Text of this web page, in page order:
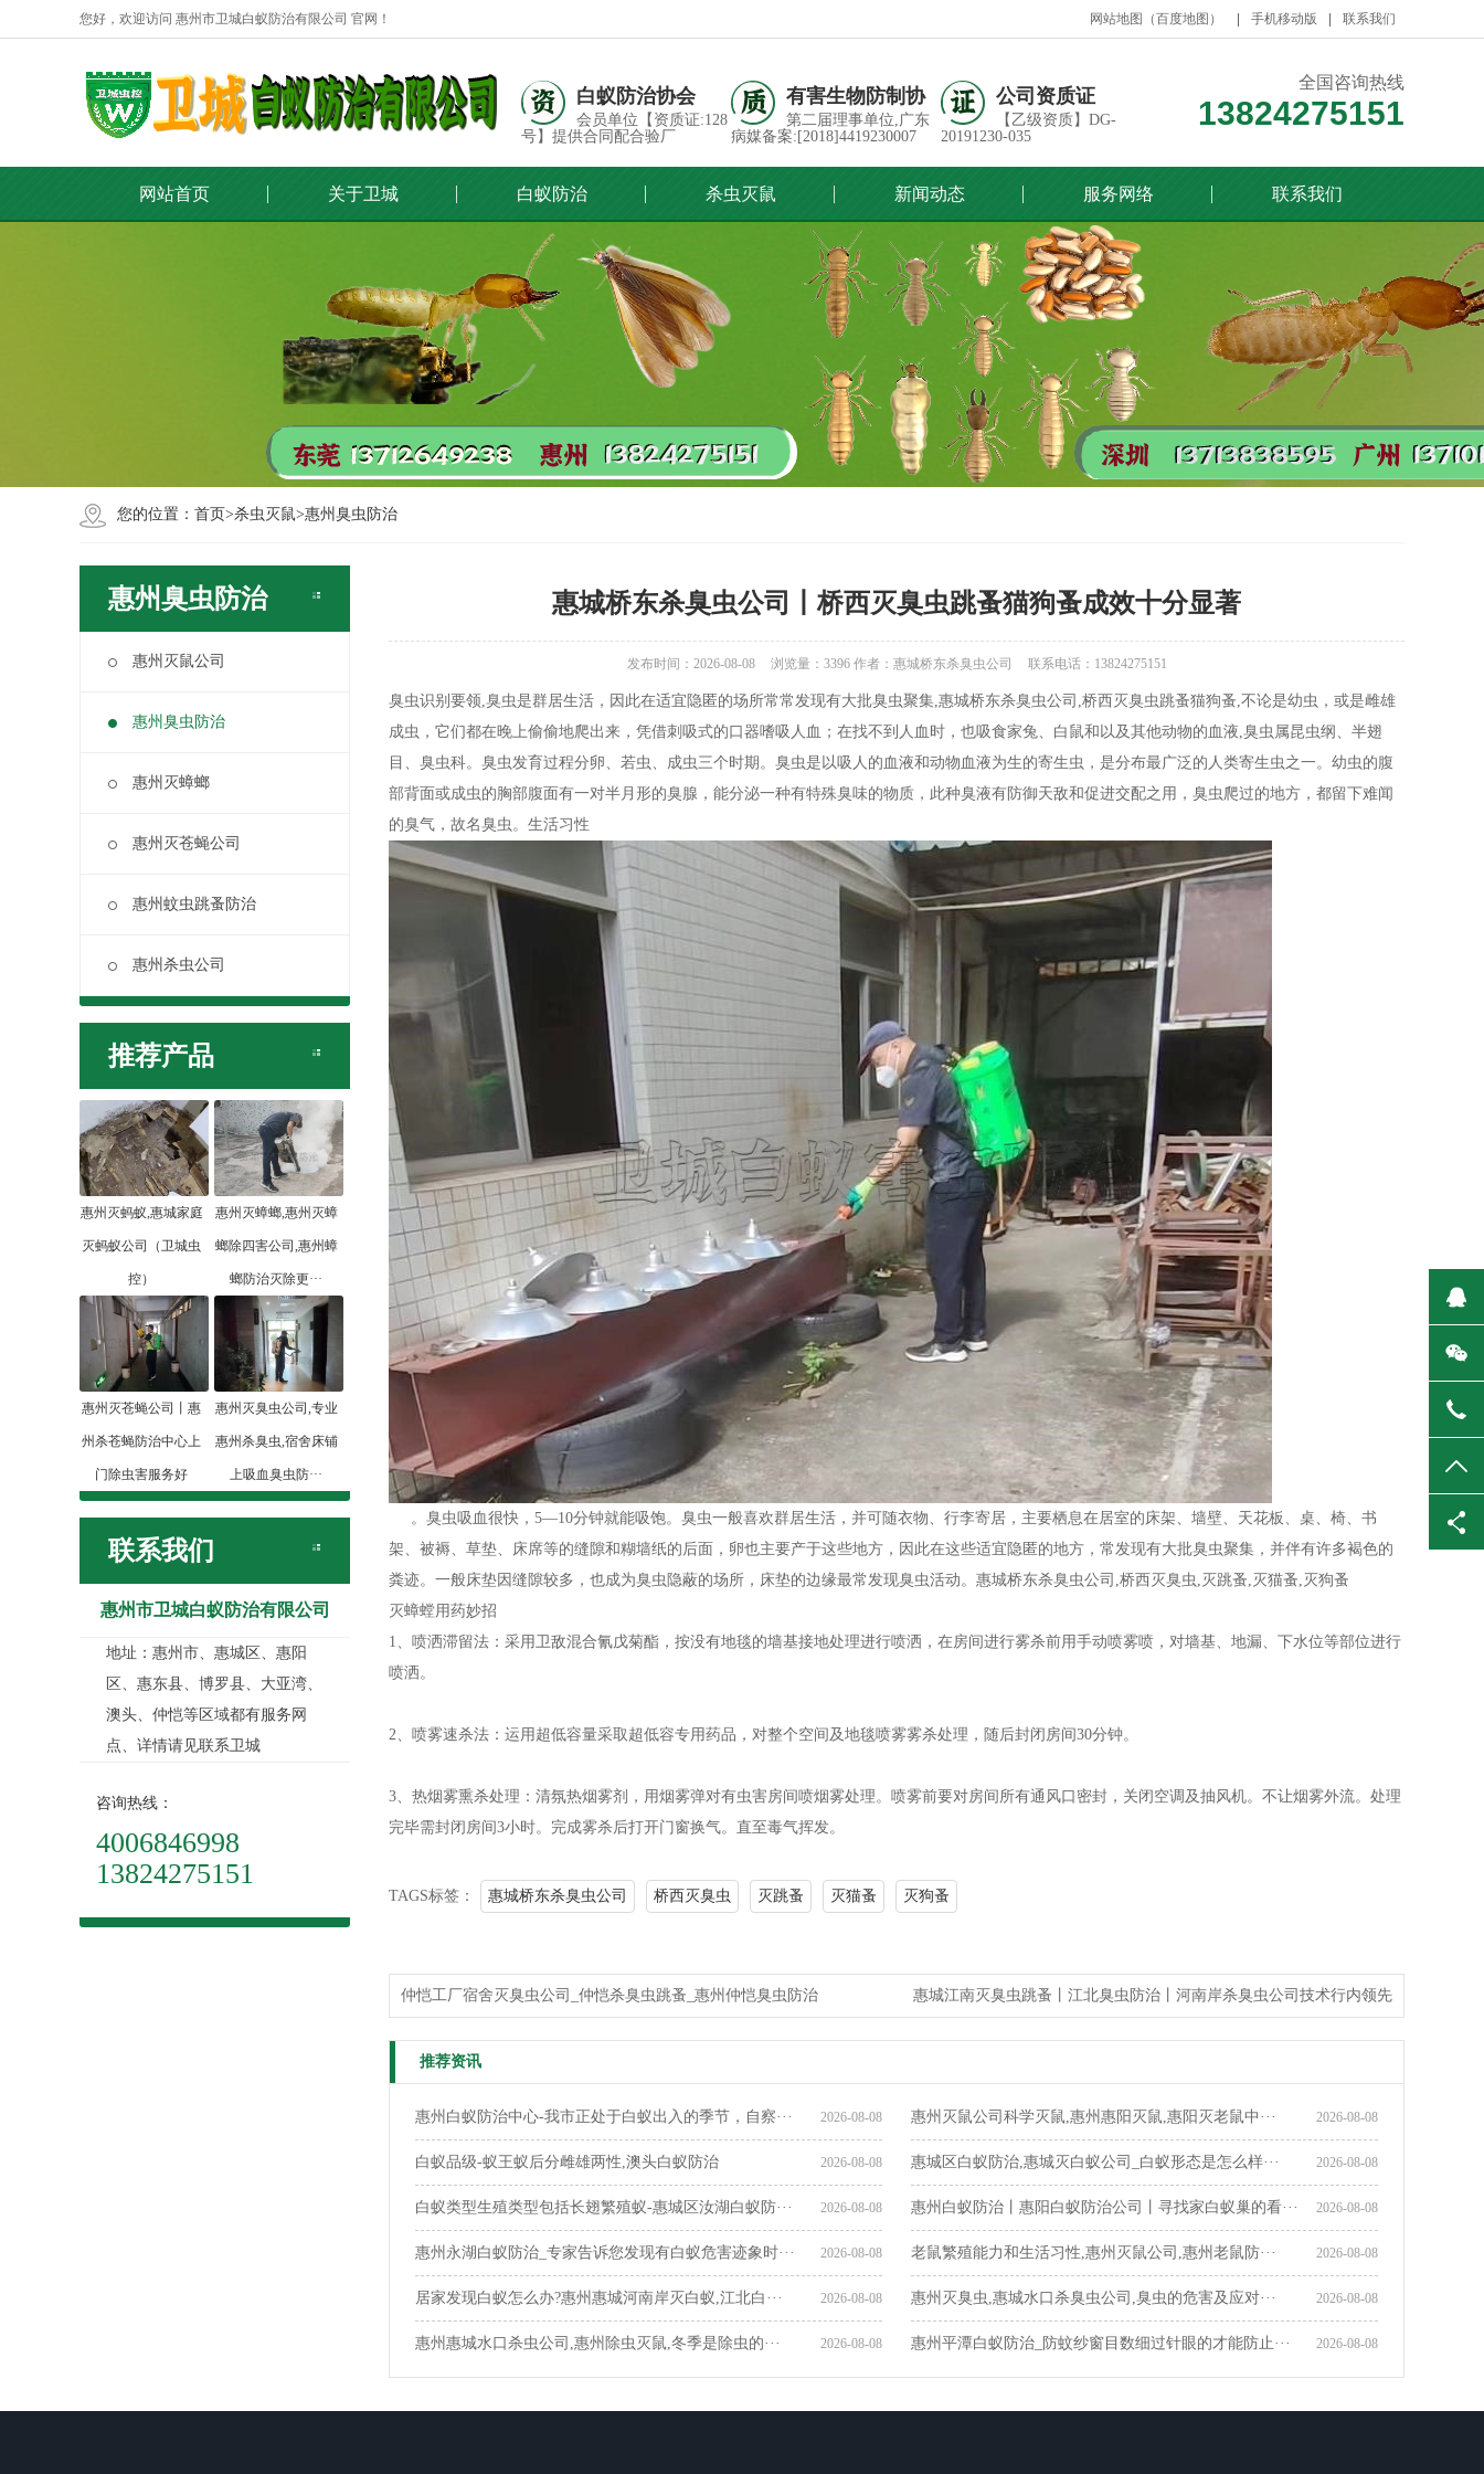
网站地图 （百度地图 ） 手机移动版 联系我们
您好，欢迎访问 惠州市卫城白蚁防治有限公司 官网！
白蚁防治协会
会员单位【资质证:128
号】提供合同配合验厂
有害生物防制协
第二届理事单位,广东
病媒备案:[2018]4419230007
公司资质证
【乙级资质】DG-
20191230-035
全国咨询热线
13824275151
网站首页 关于卫城 白蚁防治 杀虫灭鼠 新闻动态 服务网络 联系我们
您的位置： 首页>杀虫灭鼠>惠州臭虫防治
惠州臭虫防治
惠州灭鼠公司
惠州臭虫防治
惠州灭蟑螂
惠州灭苍蝇公司
惠州蚊虫跳蚤防治
惠州杀虫公司
推荐产品
惠州灭蚂蚁,惠城家庭
灭蚂蚁公司（卫城虫
控）
惠州灭蟑螂,惠州灭蟑
螂除四害公司,惠州蟑
螂防治灭除更···
惠州灭苍蝇公司丨惠
州杀苍蝇防治中心上
门除虫害服务好
惠州灭臭虫公司,专业
惠州杀臭虫,宿舍床铺
上吸血臭虫防···
联系我们
惠州市卫城白蚁防治有限公司
地址：惠州市、惠城区、惠阳
区、惠东县、博罗县、大亚湾、
澳头、仲恺等区域都有服务网
点、详情请见联系卫城
咨询热线：
4006846998
13824275151
惠城桥东杀臭虫公司丨桥西灭臭虫跳蚤猫狗蚤成效十分显著
发布时间：2026-08-08 浏览量： 3396作者：惠城桥东杀臭虫公司 联系电话：13824275151
臭虫识别要领,臭虫是群居生活，因此在适宜隐匿的场所常常发现有大批臭虫聚集,惠城桥东杀臭虫公司,桥西灭臭虫跳蚤猫狗蚤,不论是幼虫，或是雌雄
成虫，它们都在晚上偷偷地爬出来，凭借刺吸式的口器嗜吸人血；在找不到人血时，也吸食家兔、白鼠和以及其他动物的血液,臭虫属昆虫纲、半翅
目、臭虫科。臭虫发育过程分卵、若虫、成虫三个时期。臭虫是以吸人的血液和动物血液为生的寄生虫，是分布最广泛的人类寄生虫之一。幼虫的腹
部背面或成虫的胸部腹面有一对半月形的臭腺，能分泌一种有特殊臭味的物质，此种臭液有防御天敌和促进交配之用，臭虫爬过的地方，都留下难闻
的臭气，故名臭虫。生活习性
。臭虫吸血很快，5—10分钟就能吸饱。臭虫一般喜欢群居生活，并可随衣物、行李寄居，主要栖息在居室的床架、墙壁、天花板、桌、椅、书
架、被褥、草垫、床席等的缝隙和糊墙纸的后面，卵也主要产于这些地方，因此在这些适宜隐匿的地方，常发现有大批臭虫聚集，并伴有许多褐色的
粪迹。一般床垫因缝隙较多，也成为臭虫隐蔽的场所，床垫的边缘最常发现臭虫活动。惠城桥东杀臭虫公司,桥西灭臭虫,灭跳蚤,灭猫蚤,灭狗蚤
灭蟑螳用药妙招
1、喷洒滞留法：采用卫敌混合氰戊菊酯，按没有地毯的墙基接地处理进行喷洒，在房间进行雾杀前用手动喷雾喷，对墙基、地漏、下水位等部位进行
喷洒。
2、喷雾速杀法：运用超低容量采取超低容专用药品，对整个空间及地毯喷雾雾杀处理，随后封闭房间30分钟。
3、热烟雾熏杀处理：清氛热烟雾剂，用烟雾弹对有虫害房间喷烟雾处理。喷雾前要对房间所有通风口密封，关闭空调及抽风机。不让烟雾外流。处理
完毕需封闭房间3小时。完成雾杀后打开门窗换气。直至毒气挥发。
TAGS标签： 惠城桥东杀臭虫公司 桥西灭臭虫 灭跳蚤 灭猫蚤 灭狗蚤
仲恺工厂宿舍灭臭虫公司_仲恺杀臭虫跳蚤_惠州仲恺臭虫防治 惠城江南灭臭虫跳蚤丨江北臭虫防治丨河南岸杀臭虫公司技术行内领先
推荐资讯
2026-08-08
惠州白蚁防治中心-我市正处于白蚁出入的季节，自察··· 2026-08-08
惠州灭鼠公司科学灭鼠,惠州惠阳灭鼠,惠阳灭老鼠中···
2026-08-08
白蚁品级-蚁王蚁后分雌雄两性,澳头白蚁防治 2026-08-08
惠城区白蚁防治,惠城灭白蚁公司_白蚁形态是怎么样···
2026-08-08
白蚁类型生殖类型包括长翅繁殖蚁-惠城区汝湖白蚁防··· 2026-08-08
惠州白蚁防治丨惠阳白蚁防治公司丨寻找家白蚁巢的看···
2026-08-08
惠州永湖白蚁防治_专家告诉您发现有白蚁危害迹象时··· 2026-08-08
老鼠繁殖能力和生活习性,惠州灭鼠公司,惠州老鼠防···
2026-08-08
居家发现白蚁怎么办?惠州惠城河南岸灭白蚁,江北白··· 2026-08-08
惠州灭臭虫,惠城水口杀臭虫公司,臭虫的危害及应对···
2026-08-08
惠州惠城水口杀虫公司,惠州除虫灭鼠,冬季是除虫的··· 2026-08-08
惠州平潭白蚁防治_防蚊纱窗目数细过针眼的才能防止···
在
微